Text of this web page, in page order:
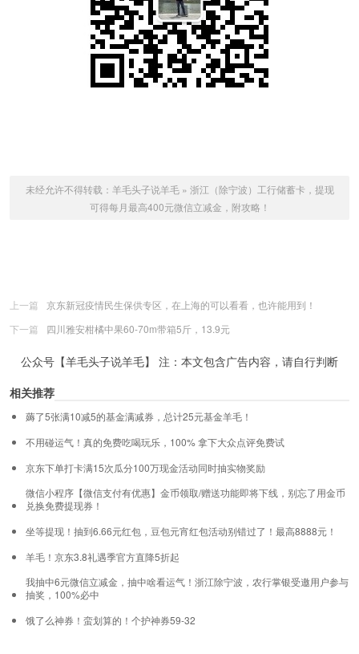
未经允许不得转载： 羊毛头子说羊毛» 浙江（除宁波）工行储蓄卡，提现
可得每月最高400元微信立减金，附攻略！
上一篇
京东新冠疫情民生保供专区，在上海的可以看看，也许能用到！
下一篇
四川雅安柑橘中果60-70m带箱5斤，13.9元
公众号【羊毛头子说羊毛】 注：本文包含广告内容，请自行判断
相关推荐
薅了5张满10减5的基金满减券，总计25元基金羊毛！
不用碰运气！真的免费吃喝玩乐，100% 拿下大众点评免费试
京东下单打卡满15次瓜分100万现金活动同时抽实物奖励
微信小程序【微信支付有优惠】金币领取/赠送功能即将下线，别忘了用金币
兑换免费提现券！
坐等提现！抽到6.66元红包，豆包元宵红包活动别错过了！最高8888元！
羊毛！京东3.8礼遇季官方直降5折起
我抽中6元微信立减金，抽中啥看运气！浙江除宁波，农行掌银受邀用户参与
抽奖，100%必中
饿了么神券！蛮划算的！个护神券59-32